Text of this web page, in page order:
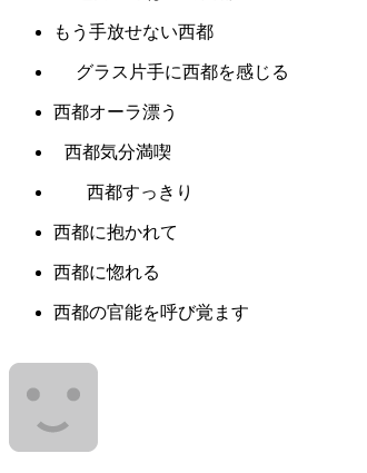
もう手放せない西都
グラス片手に西都を感じる
西都オーラ漂う
西都気分満喫
西都すっきり
西都に抱かれて
西都に惚れる
西都の官能を呼び覚ます